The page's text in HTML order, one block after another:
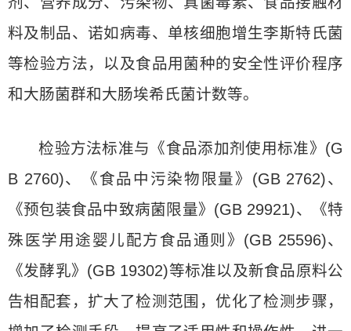
料及制品、诺如病毒、单核细胞增生李斯特氏菌
等检验方法，以及食品用菌种的安全性评价程序
和大肠菌群和大肠埃希氏菌计数等。
检验方法标准与《食品添加剂使用标准》(G
B 2760)、《食品中污染物限量》(GB 2762)、
《预包装食品中致病菌限量》(GB 29921)、《特
殊医学用途婴儿配方食品通则》(GB 25596)、
《发酵乳》(GB 19302)等标准以及新食品原料公
告相配套，扩大了检测范围，优化了检测步骤，